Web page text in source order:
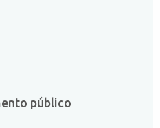
público